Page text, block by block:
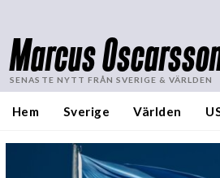
Marcus
SENASTE NYTT FRÅN SVERIGE & VÄRLDEN
Hem Sverige Världen